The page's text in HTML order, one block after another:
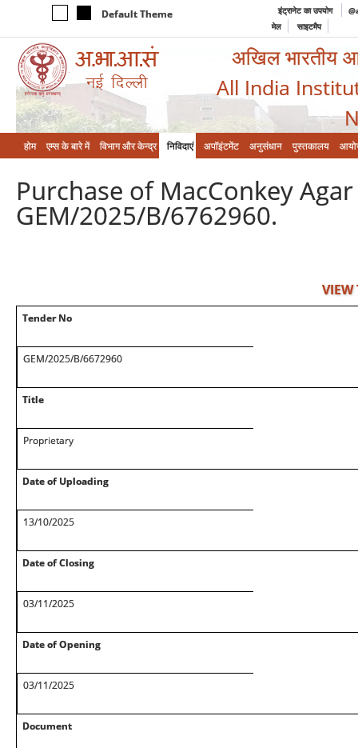
Default Theme इंट्रानेट का उपयोग
मेल
साइटमैप
अखिल भारतीय
All India
होम एम्‍स के बारे में विभाग और केन्‍द्र निविदाएं अपॉइंटमेंट अनुसंधान पुस्तकालय
Purchase of MacConkey
GEM/2025/B/6762960.
VIEW
Tender No
GEM/2025/B/6672960
Title
Proprietary
Date of Uploading
13/10/2025
Date of Closing
03/11/2025
Date of Opening
03/11/2025
Document